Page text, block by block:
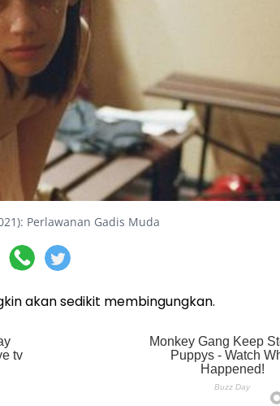
Perlawanan Gadis Muda
akan sedikit membingungkan.